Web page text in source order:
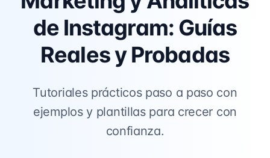
de Instagram: Guías
Reales y Probadas
Tutoriales prácticos paso a paso con
ejemplos y plantillas para crecer con
confianza.